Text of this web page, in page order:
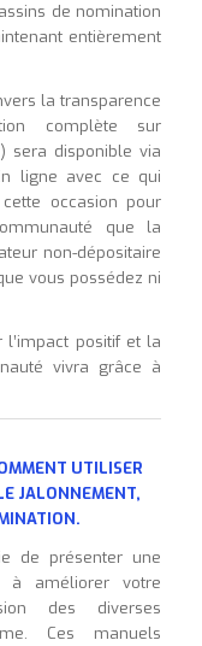
de nomination
entièrement
la transparence
complète sur
sera disponible via
ligne avec ce qui
occasion pour
que la
non-dépositaire
vous possédez ni
positif et la
vivra grâce à
UTILISER
JALONNEMENT,
de présenter une
à améliorer votre
des diverses
Ces manuels